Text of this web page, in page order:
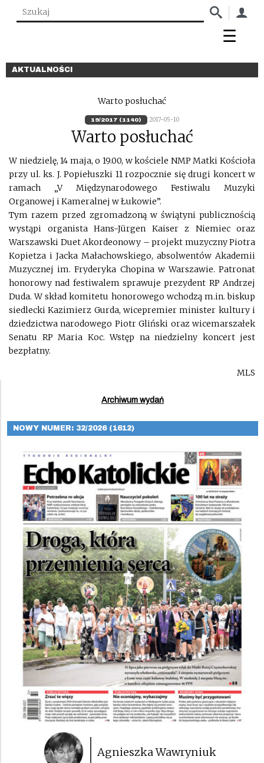
AKTUALNOŚCI
Warto posłuchać
19/2017 (1140) 2017-05-10
Warto posłuchać
W niedzielę, 14 maja, o 19.00, w kościele NMP Matki Kościoła
przy ul. ks. J. Popiełuszki 11 rozpocznie się drugi koncert w
ramach „V Międzynarodowego Festiwalu Muzyki
Organowej i Kameralnej w Łukowie”.
Tym razem przed zgromadzoną w świątyni publicznością
wystąpi organista Hans-Jürgen Kaiser z Niemiec oraz
Warszawski Duet Akordeonowy – projekt muzyczny Piotra
Kopietza i Jacka Małachowskiego, absolwentów Akademii
Muzycznej im. Fryderyka Chopina w Warszawie. Patronat
honorowy nad festiwalem sprawuje prezydent RP Andrzej
Duda. W skład komitetu honorowego wchodzą m.in. biskup
siedlecki Kazimierz Gurda, wicepremier minister kultury i
dziedzictwa narodowego Piotr Gliński oraz wicemarszałek
Senatu RP Maria Koc. Wstęp na niedzielny koncert jest
bezpłatny.
MLS
Archiwum wydań
NOWY NUMER: 32/2026 (1612)
Agnieszka Wawryniuk